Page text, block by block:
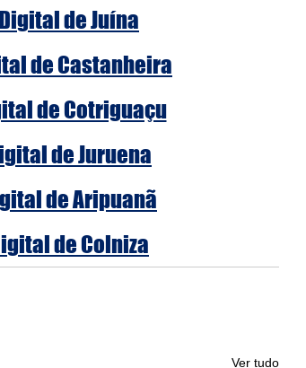
de Juína
de Castanheira
de Cotriguaçu
de Juruena
de Aripuanã
de Colniza
Ver tudo